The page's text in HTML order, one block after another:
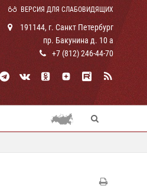
ВЕРСИЯ ДЛЯ СЛАБОВИДЯЩИХ
191144, г. Санкт Петербург
пр. Бакунина д. 10 а
+7 (812) 246-44-70